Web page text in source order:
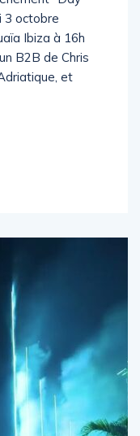
3 octobre
Ibiza à 16h
B2B de Chris
et